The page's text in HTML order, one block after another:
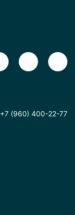
+7 (960) 400-22-77